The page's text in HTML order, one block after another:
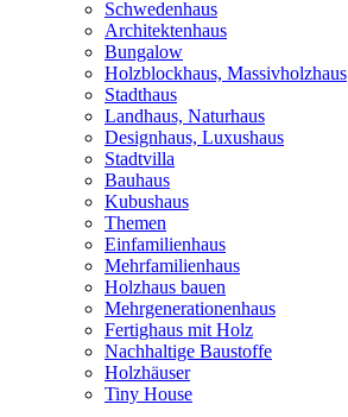
Schwedenhaus
Architektenhaus
Bungalow
Holzblockhaus, Massivholzhaus
Stadthaus
Landhaus, Naturhaus
Designhaus, Luxushaus
Stadtvilla
Bauhaus
Kubushaus
Themen
Einfamilienhaus
Mehrfamilienhaus
Holzhaus bauen
Mehrgenerationenhaus
Fertighaus mit Holz
Nachhaltige Baustoffe
Holzhäuser
Tiny House